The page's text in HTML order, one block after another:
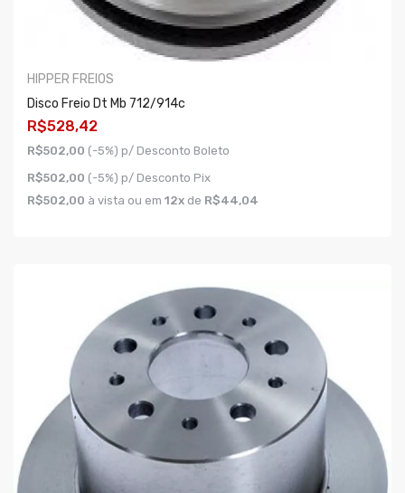
HIPPER FREIOS
Disco Freio Dt Mb 712/914c
R$528,42
R$502,00 (-5%) p/ Desconto Boleto
R$502,00 (-5%) p/ Desconto Pix
R$502,00 à vista ou em 12x de R$44,04